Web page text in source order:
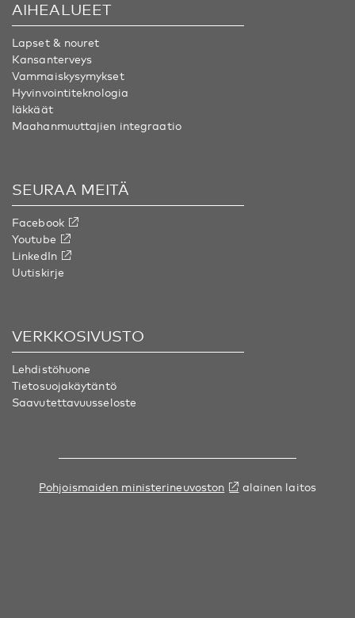
AIHEALUEET
Lapset & nouret
Kansanterveys
Vammaiskysymykset
Hyvinvointiteknologia
Iäkkäät
Maahanmuuttajien integraatio
SEURAA MEITÄ
Facebook
Youtube
LinkedIn
Uutiskirje
VERKKOSIVUSTO
Lehdistöhuone
Tietosuojakäytäntö
Saavutettavuusseloste
Pohjoismaiden ministerineuvoston alainen laitos